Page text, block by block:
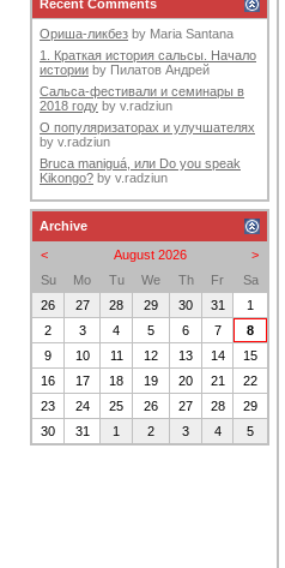
Recent Comments
Ориша-ликбез by Maria Santana
1. Краткая история сальсы. Начало
истории by Пилатов Андрей
Сальса-фестивали и семинары в
2018 году by v.radziun
О популяризаторах и улучшателях
by v.radziun
Bruca maniguá, или Do you speak
Kikongo? by v.radziun
Archive
<
>
August 2026
Su
Mo Tu We Th Fr
Sa
26
27 28 29 30 31
1
2
3 4 5 6 7
8
9
10 11 12 13 14
15
16
17 18 19 20 21
22
23
24 25 26 27 28
29
30
31 1 2 3 4 5